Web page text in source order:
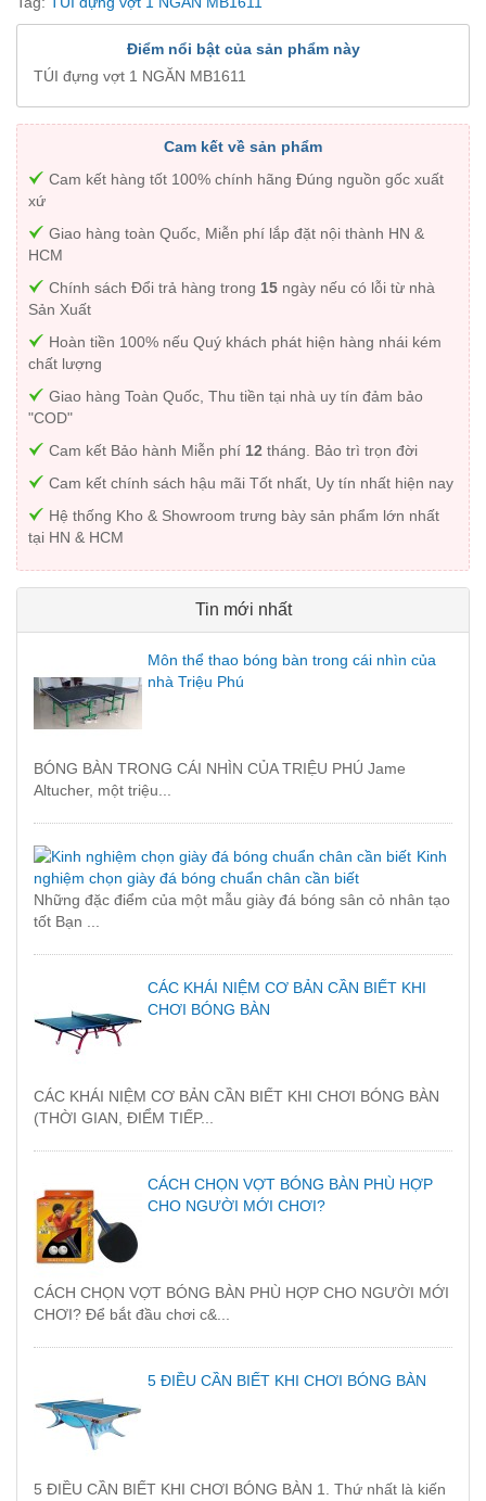
Điểm nổi bật của sản phẩm này
TÚI đựng vợt 1 NGĂN MB1611
Cam kết về sản phẩm
Cam kết hàng tốt 100% chính hãng Đúng nguồn gốc xuất
xứ
Giao hàng toàn Quốc, Miễn phí lắp đặt nội thành HN &
HCM
Chính sách Đổi trả hàng trong 15 ngày nếu có lỗi từ nhà
Sản Xuất
Hoàn tiền 100% nếu Quý khách phát hiện hàng nhái kém
chất lượng
Giao hàng Toàn Quốc, Thu tiền tại nhà uy tín đảm bảo
"COD"
Cam kết Bảo hành Miễn phí 12 tháng. Bảo trì trọn đời
Cam kết chính sách hậu mãi Tốt nhất, Uy tín nhất hiện nay
Hệ thống Kho & Showroom trưng bày sản phẩm lớn nhất
tại HN & HCM
Tin mới nhất
Môn thể thao bóng bàn trong cái nhìn của
nhà Triệu Phú
BÓNG BÀN TRONG CÁI NHÌN CỦA TRIỆU PHÚ Jame
Altucher, một triệu...
Kinh
nghiệm chọn giày đá bóng chuẩn chân cần biết
Những đặc điểm của một mẫu giày đá bóng sân cỏ nhân tạo
tốt Bạn ...
CÁC KHÁI NIỆM CƠ BẢN CẦN BIẾT KHI
CHƠI BÓNG BÀN
CÁC KHÁI NIỆM CƠ BẢN CẦN BIẾT KHI CHƠI BÓNG BÀN
(THỜI GIAN, ĐIỂM TIẾP...
CÁCH CHỌN VỢT BÓNG BÀN PHÙ HỢP
CHO NGƯỜI MỚI CHƠI?
CÁCH CHỌN VỢT BÓNG BÀN PHÙ HỢP CHO NGƯỜI MỚI
CHƠI? Để bắt đầu chơi c&...
5 ĐIỀU CẦN BIẾT KHI CHƠI BÓNG BÀN
5 ĐIỀU CẦN BIẾT KHI CHƠI BÓNG BÀN 1. Thứ nhất là kiến